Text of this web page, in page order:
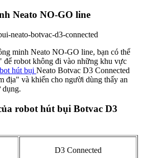
Neato NO-GO line
minh Neato NO-GO line, bạn có thể
robot không đi vào những khu vực
hút bụi Neato Botvac D3 Connected
địa" và khiến cho người dùng thấy an
dụng.
robot hút bụi Botvac D3
D3 Connected